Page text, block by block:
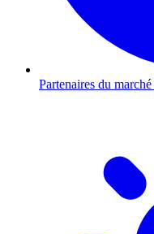
Partenaires du marché